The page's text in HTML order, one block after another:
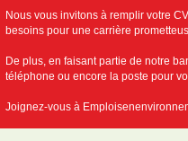
Nous vous invitons à remplir votre
besoins pour une carrière
De plus, en faisant partie de notre
téléphone ou encore la poste pour
Joignez-vous à